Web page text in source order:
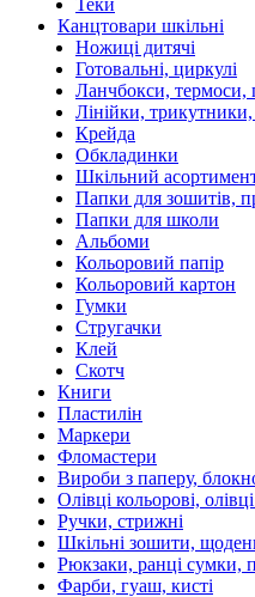
Теки
Канцтовари шкільні
Ножиці дитячі
Готовальні, циркулі
Ланчбокси, термоси,
Лінійки,
Крейда
Обкладинки
Шкільний
Папки для зошитів,
Папки для школи
Альбоми
Кольоровий папір
Кольоровий картон
Гумки
Стругачки
Клей
Скотч
Книги
Пластилін
Маркери
Фломастери
Вироби з паперу,
Олівці кольорові,
Ручки, стрижні
Шкільні зошити,
Рюкзаки, ранці сумки,
Фарби, гуаш, кисті